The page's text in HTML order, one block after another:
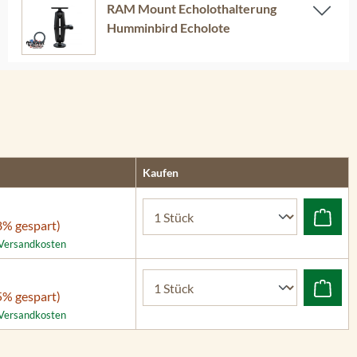
RAM Mount Echolothalterung
Humminbird Echolote
Kaufen
gespart)
gespart)